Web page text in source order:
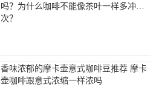
吗？为什么咖啡不能像茶叶一样多冲几
次？
香味浓郁的摩卡壶意式咖啡豆推荐 摩卡
壶咖啡跟意式浓缩一样浓吗